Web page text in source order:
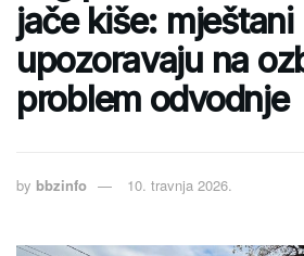
jače kiše: mještani
upozoravaju na
problem odvodnje
by bbzinfo 10. travnja 2026.